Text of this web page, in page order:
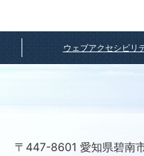
ウェブアクセシビリ
〒447-8601 愛知県碧南